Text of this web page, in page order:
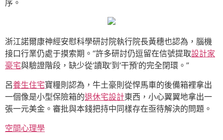
序。
浙江諾爾康神經安慰科學研討院執行院長黃穗也認為，腦機
接口行業仍處于摸索期。“許多研討仍逗留在信號提取設計家
豪宅與驗證階段，缺少從‘讀取’到‘干預’的完全閉環。”
呂養生住宅寶糧則認為，牛土豪則從悍馬車的後備箱裡拿出
一個像是小型保險箱的退休宅設計東西，小心翼翼地拿出一
張一元美金。審批與本錢把持中同樣存在亟待解決的問題。
空間心理學